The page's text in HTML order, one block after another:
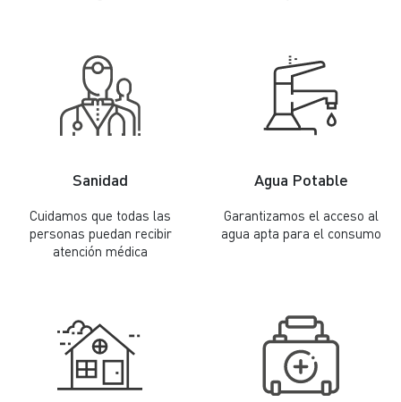
Sanidad
Cuidamos que todas las
personas puedan recibir
atención médica
Agua Potable
Garantizamos el acceso al
agua apta para el consumo